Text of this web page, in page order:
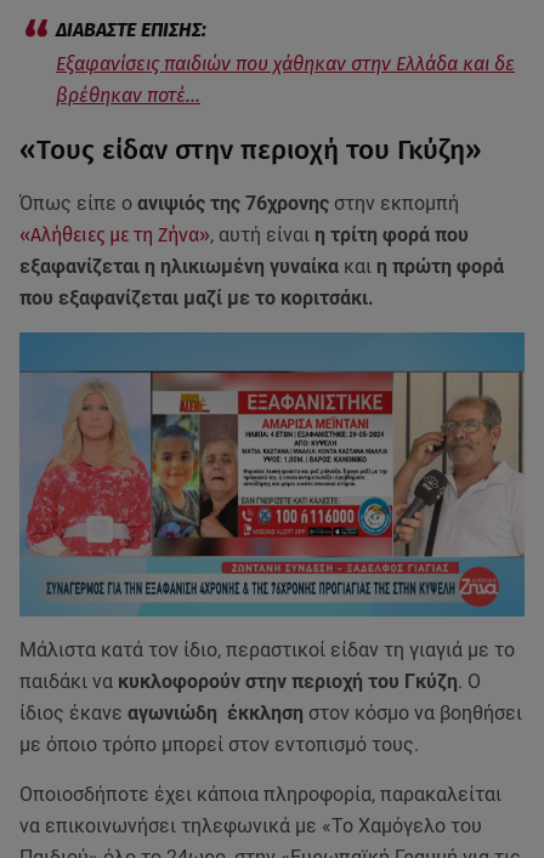
Εξαφανίσεις παιδιών που χάθηκαν στην Ελλάδα και δε
βρέθηκαν ποτέ...
«Τους είδαν στην περιοχή του Γκύζη»
Όπως είπε ο ανιψιός της 76χρονης στην εκπομπή
«Αλήθειες με τη Ζήνα», αυτή είναι η τρίτη φορά που
εξαφανίζεται η ηλικιωμένη γυναίκα και η πρώτη φορά
που εξαφανίζεται μαζί με το κοριτσάκι.
Μάλιστα κατά τον ίδιο, περαστικοί είδαν τη γιαγιά με το
παιδάκι να κυκλοφορούν στην περιοχή του Γκύζη. Ο
ίδιος έκανε αγωνιώδη έκκληση στον κόσμο να βοηθήσει
με όποιο τρόπο μπορεί στον εντοπισμό τους.
Οποιοσδήποτε έχει κάποια πληροφορία, παρακαλείται
να επικοινωνήσει τηλεφωνικά με «Το Χαμόγελο του